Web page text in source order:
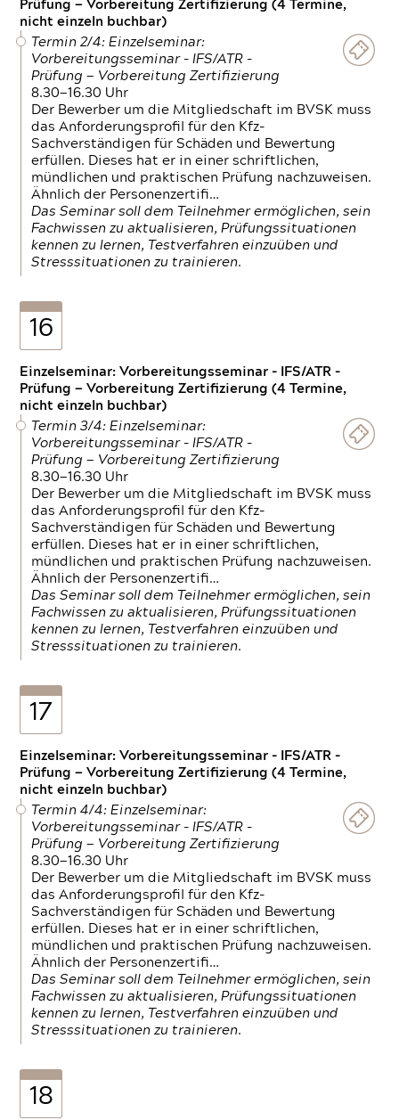
Prüfung — Vorbereitung Zertifizierung (4 Termine,
nicht einzeln buchbar)
Termin 2/4: Einzelseminar:
Vorbereitungsseminar - IFS/ATR -
Prüfung — Vorbereitung Zertifizierung
8.30—16.30 Uhr
Der Bewerber um die Mitgliedschaft im BVSK muss
das Anforderungsprofil für den Kfz-
Sachverständigen für Schäden und Bewertung
erfüllen. Dieses hat er in einer schriftlichen,
mündlichen und praktischen Prüfung nachzuweisen.
Ähnlich der Personenzertifi…
Das Seminar soll dem Teilnehmer ermöglichen, sein
Fachwissen zu aktualisieren, Prüfungssituationen
kennen zu lernen, Testverfahren einzuüben und
Stresssituationen zu trainieren.
16
Einzelseminar: Vorbereitungsseminar - IFS/ATR -
Prüfung — Vorbereitung Zertifizierung (4 Termine,
nicht einzeln buchbar)
Termin 3/4: Einzelseminar:
Vorbereitungsseminar - IFS/ATR -
Prüfung — Vorbereitung Zertifizierung
8.30—16.30 Uhr
Der Bewerber um die Mitgliedschaft im BVSK muss
das Anforderungsprofil für den Kfz-
Sachverständigen für Schäden und Bewertung
erfüllen. Dieses hat er in einer schriftlichen,
mündlichen und praktischen Prüfung nachzuweisen.
Ähnlich der Personenzertifi…
Das Seminar soll dem Teilnehmer ermöglichen, sein
Fachwissen zu aktualisieren, Prüfungssituationen
kennen zu lernen, Testverfahren einzuüben und
Stresssituationen zu trainieren.
17
Einzelseminar: Vorbereitungsseminar - IFS/ATR -
Prüfung — Vorbereitung Zertifizierung (4 Termine,
nicht einzeln buchbar)
Termin 4/4: Einzelseminar:
Vorbereitungsseminar - IFS/ATR -
Prüfung — Vorbereitung Zertifizierung
8.30—16.30 Uhr
Der Bewerber um die Mitgliedschaft im BVSK muss
das Anforderungsprofil für den Kfz-
Sachverständigen für Schäden und Bewertung
erfüllen. Dieses hat er in einer schriftlichen,
mündlichen und praktischen Prüfung nachzuweisen.
Ähnlich der Personenzertifi…
Das Seminar soll dem Teilnehmer ermöglichen, sein
Fachwissen zu aktualisieren, Prüfungssituationen
kennen zu lernen, Testverfahren einzuüben und
Stresssituationen zu trainieren.
18